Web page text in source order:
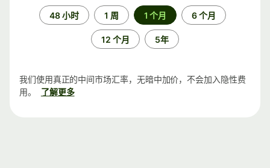
48 小时 1 周 1 个月 6 个月
12 个月 5年
我们使用真正的中间市场汇率，无暗中加价，不会加入隐性费
用。
了解更多